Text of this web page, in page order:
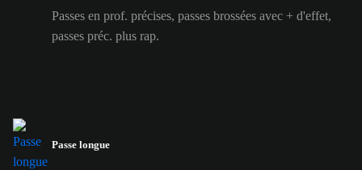
Passes en prof. précises, passes brossées avec + d'effet,
passes préc. plus rap.
Passe longue